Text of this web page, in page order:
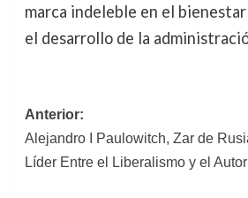
marca indeleble en el
el desarrollo de la
Navegación
de
Anterior:
Alejandro I Paulowitch, Zar de
Líder Entre el Liberalismo y el